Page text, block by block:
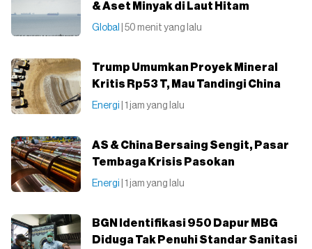
& Aset Minyak di Laut Hitam
Global | 50 menit yang lalu
Trump Umumkan Proyek Mineral
Kritis Rp53 T, Mau Tandingi China
Energi | 1 jam yang lalu
AS & China Bersaing Sengit, Pasar
Tembaga Krisis Pasokan
Energi | 1 jam yang lalu
BGN Identifikasi 950 Dapur MBG
Diduga Tak Penuhi Standar Sanitasi